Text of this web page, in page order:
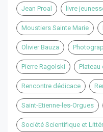
Jean Proal livre
Moustiers Sainte Marie
Olivier Bauza
Pierre Ragolski Plateau
Rencontre dédicace
Saint-Etienne-les-Orgues
Société Scientifique et